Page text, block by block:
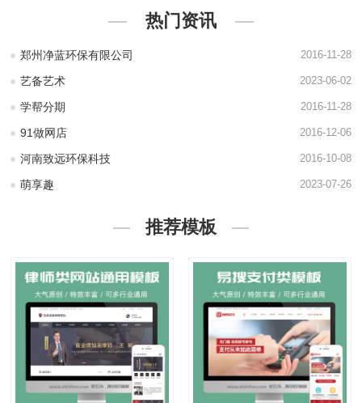
热门资讯
郑州净蓝环保有限公司 2016-11-28
艺备艺术 2023-06-02
学帮分期 2016-11-28
91做网店 2016-12-06
河南致远环保科技 2016-10-08
萌享趣 2023-07-26
推荐模板